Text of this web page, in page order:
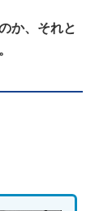
か、それと